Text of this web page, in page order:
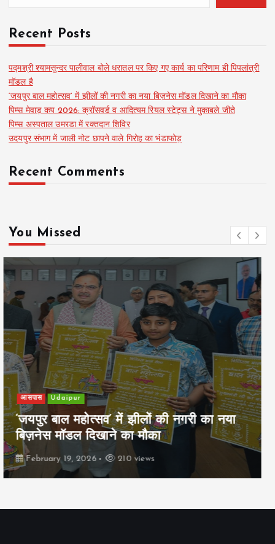
Recent Posts
पद्मश्री श्यामसुन्दर पालीवाल बोले धरातल पर किए गए कार्य का परिणाम ही पिपलांत्री
मॉडल है
‘जयपुर बाल महोत्सव’ में झीलों की नगरी का नया बिज़नेस मॉडल दिखाने का मौका
पिम्स मेवाड़ कप 2026: क्रॉसवर्ड व आदित्यम रियल स्टेट्स ने मुकाबले जीते
पिम्स अस्पताल उमरडा में रक्तदान शिविर
उदयपुर संभाग में जाली नोट छापने वाले गिरोह का भंडाफोड़
Recent Comments
You Missed
खेल Udaipur
पिम्स मेवाड़ कप 2026: क्रॉसवर्ड व आदित्यम
रियल स्टेट्स ने मुकाबले जीते
February 19, 2026 162 views